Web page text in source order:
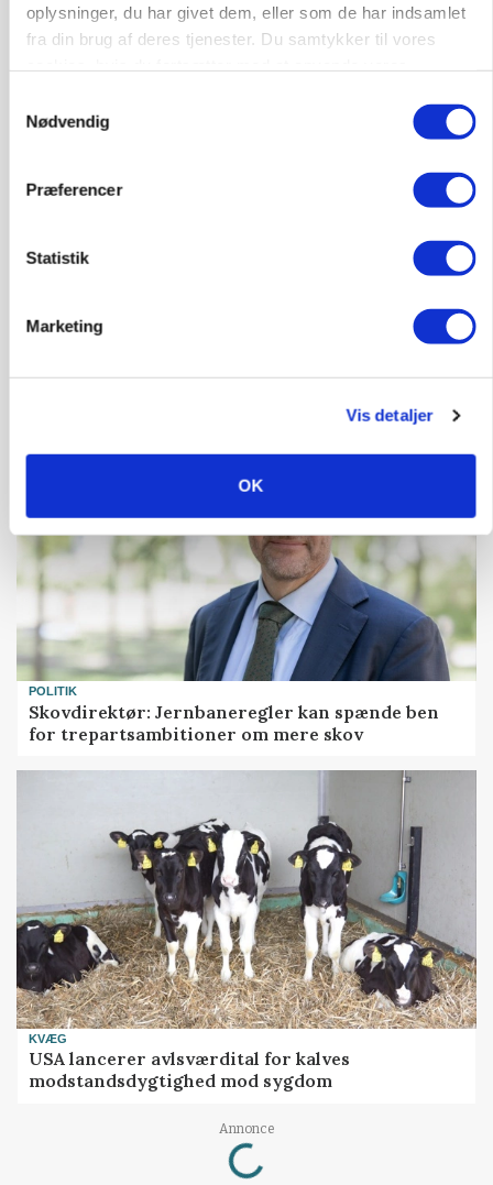
oplysninger, du har givet dem, eller som de har indsamlet
fra din brug af deres tjenester. Du samtykker til vores
Nødvendig
Præferencer
Statistik
Marketing
Vis detaljer
OK
POLITIK
»Som at få Mona Lisa som nabo«: -
siger skovdirektør
POLITIK
Skovdirektør: Jernbaneregler kan spænde ben
for trepartsambitioner om mere skov
KVÆG
USA lancerer avlsværdital for kalves
modstandsdygtighed mod sygdom
Annonce
Loading...